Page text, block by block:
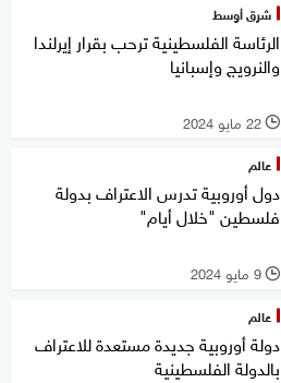
شرق أوسط
الرئاسة الفلسطينية ترحب بقرار إيرلندا
والنرويج وإسبانيا
l 22 مايو 2024
عالم
دول أوروبية تدرس الاعتراف بدولة
فلسطين "خلال أيام"
l 9 مايو 2024
عالم
دولة أوروبية جديدة مستعدة للاعتراف
بالدولة الفلسطينية